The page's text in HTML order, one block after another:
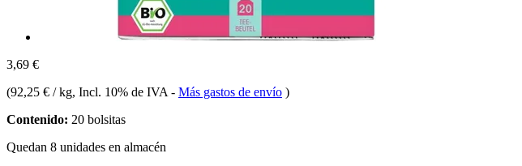
3,69 €
(92,25 € / kg, Incl. 10% de IVA - Más gastos de envío )
Contenido: 20 bolsitas
Quedan 8 unidades en almacén